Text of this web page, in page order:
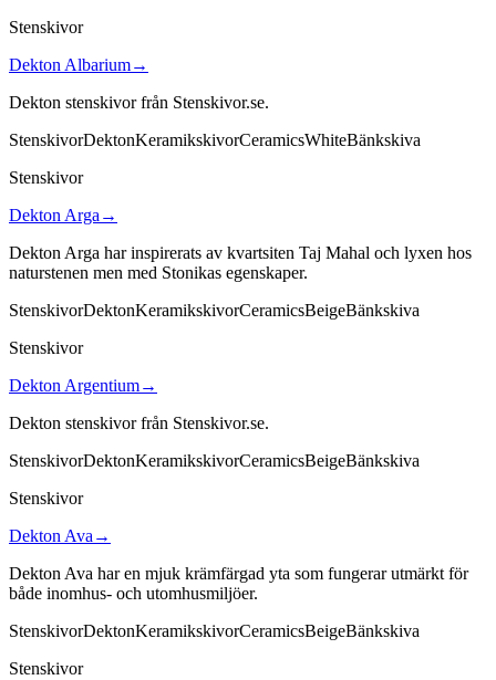
Stenskivor
Dekton Albarium→
Dekton stenskivor från Stenskivor.se.
StenskivorDektonKeramikskivorCeramicsWhiteBänkskiva
Stenskivor
Dekton Arga →
Dekton Arga har inspirerats av kvartsiten Taj Mahal och lyxen hos
naturstenen men med Stonikas egenskaper.
StenskivorDektonKeramikskivorCeramicsBeigeBänkskiva
Stenskivor
Dekton Argentium→
Dekton stenskivor från Stenskivor.se.
StenskivorDektonKeramikskivorCeramicsBeigeBänkskiva
Stenskivor
Dekton Ava →
Dekton Ava har en mjuk krämfärgad yta som fungerar utmärkt för
både inomhus- och utomhusmiljöer.
StenskivorDektonKeramikskivorCeramicsBeigeBänkskiva
Stenskivor